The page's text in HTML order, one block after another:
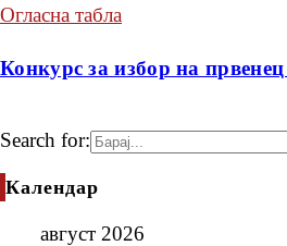
Огласна табла
Конкурс за избор на првенец
Search for:
Календар
август 2026